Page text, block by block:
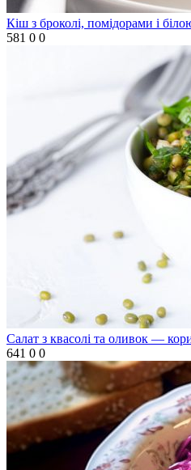
Кіш з броколі, помідорами і
581 0 0
Салат з квасолі та оливок —
641 0 0